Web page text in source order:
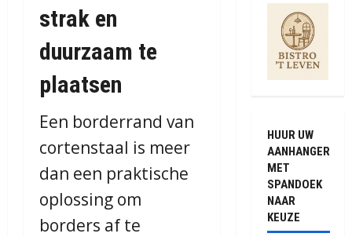
strak en
duurzaam te
plaatsen
Een borderrand van
cortenstaal is meer
dan een praktische
oplossing om
borders af te
HUUR UW
AANHANGER
MET
SPANDOEK
NAAR
KEUZE